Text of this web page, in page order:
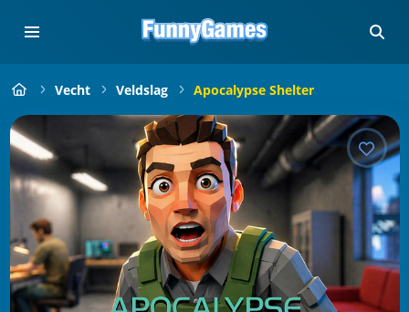
Vecht Veldslag Apocalypse Shelter